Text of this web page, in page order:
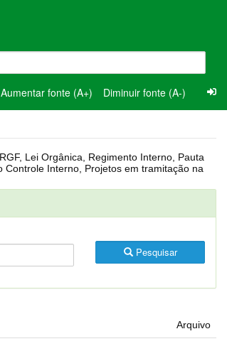
Aumentar fonte (A+) Diminuir fonte (A-)
Pesquisar
Arquivo